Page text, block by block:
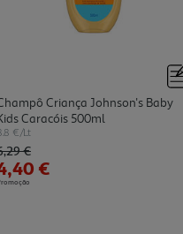
Criança Johnson's Baby
Caracóis 500ml
€/Lt
reduced from
€to
€